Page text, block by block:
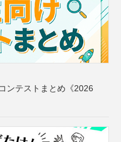
ンテストまとめ《2026